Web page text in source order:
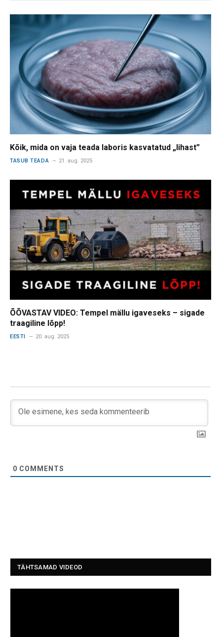
Kõik, mida on vaja teada laboris kasvatatud „lihast”
TASUB TEADA 21. aug. 2025
ÕÕVASTAV VIDEO: Tempel mällu igaveseks – sigade
traagiline lõpp!
EESTI 20. aug. 2025
0 COMMENTS
TÄHTSAMAD VIDEOD